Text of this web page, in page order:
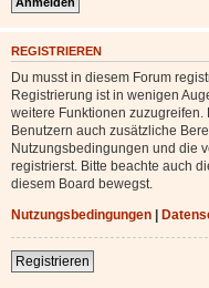
REGISTRIEREN
Du musst in diesem Forum
Registrierung ist in wenigen
weitere Funktionen
Benutzern auch zusätzliche
Nutzungsbedingungen und die
registrierst. Bitte beachte auch
diesem Board bewegst.
Nutzungsbedingungen |
Registrieren